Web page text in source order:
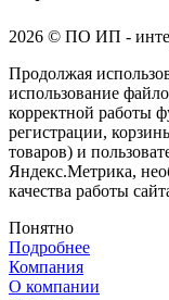
2026 © ПО ИП -
Продолжая
использование
корректной работы
регистрации,
товаров) и
Яндекс.Метрика,
качества работы
Понятно
Подробнее
Компания
О компании